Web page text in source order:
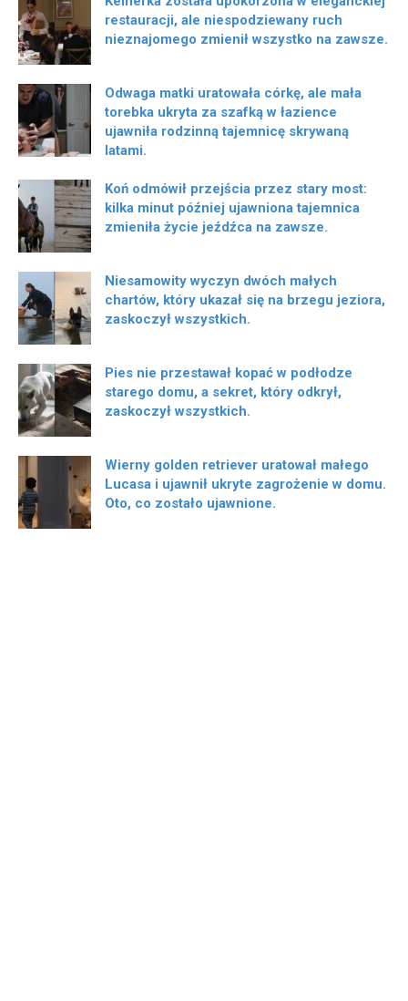
restauracji, ale niespodziewany ruch
nieznajomego zmienił wszystko na zawsze.
Odwaga matki uratowała córkę, ale mała
torebka ukryta za szafką w łazience
ujawniła rodzinną tajemnicę skrywaną
latami.
Koń odmówił przejścia przez stary most:
kilka minut później ujawniona tajemnica
zmieniła życie jeźdźca na zawsze.
Niesamowity wyczyn dwóch małych
chartów, który ukazał się na brzegu jeziora,
zaskoczył wszystkich.
Pies nie przestawał kopać w podłodze
starego domu, a sekret, który odkrył,
zaskoczył wszystkich.
Wierny golden retriever uratował małego
Lucasa i ujawnił ukryte zagrożenie w domu.
Oto, co zostało ujawnione.